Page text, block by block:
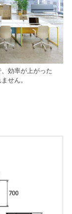
効率が上がった
せん。